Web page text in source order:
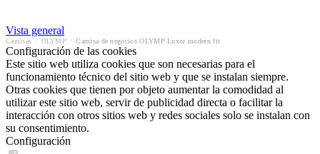
Vista general
Camisas OLYMP Camisa de negocios OLYMP Luxor modern fit
Configuración de las cookies
Este sitio web utiliza cookies que son necesarias para el
funcionamiento técnico del sitio web y que se instalan siempre.
Otras cookies que tienen por objeto aumentar la comodidad al
utilizar este sitio web, servir de publicidad directa o facilitar la
interacción con otros sitios web y redes sociales solo se instalan con
su consentimiento.
Configuración